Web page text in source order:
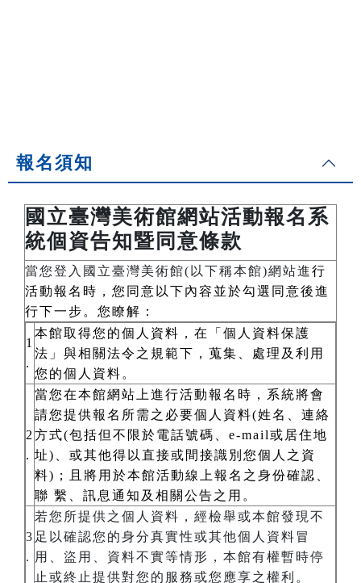
報名須知
國立臺灣美術館網站活動報名系
統個資告知暨同意條款
當您登入國立臺灣美術館(以下稱本館)網站進行
活動報名時，您同意以下內容並於勾選同意後進
行下一步。您瞭解：
1
.
本館取得您的個人資料，在「個人資料保護
法」與相關法令之規範下，蒐集、處理及利用
您的個人資料。
2
.
當您在本館網站上進行活動報名時，系統將會
請您提供報名所需之必要個人資料(姓名、連絡
方式(包括但不限於電話號碼、e-mail或居住地
址)、或其他得以直接或間接識別您個人之資
料)；且將用於本館活動線上報名之身份確認、
聯 繫、訊息通知及相關公告之用。
3
.
若您所提供之個人資料，經檢舉或本館發現不
足以確認您的身分真實性或其他個人資料冒
用、盜用、資料不實等情形，本館有權暫時停
止或終止提供對您的服務或您應享之權利。